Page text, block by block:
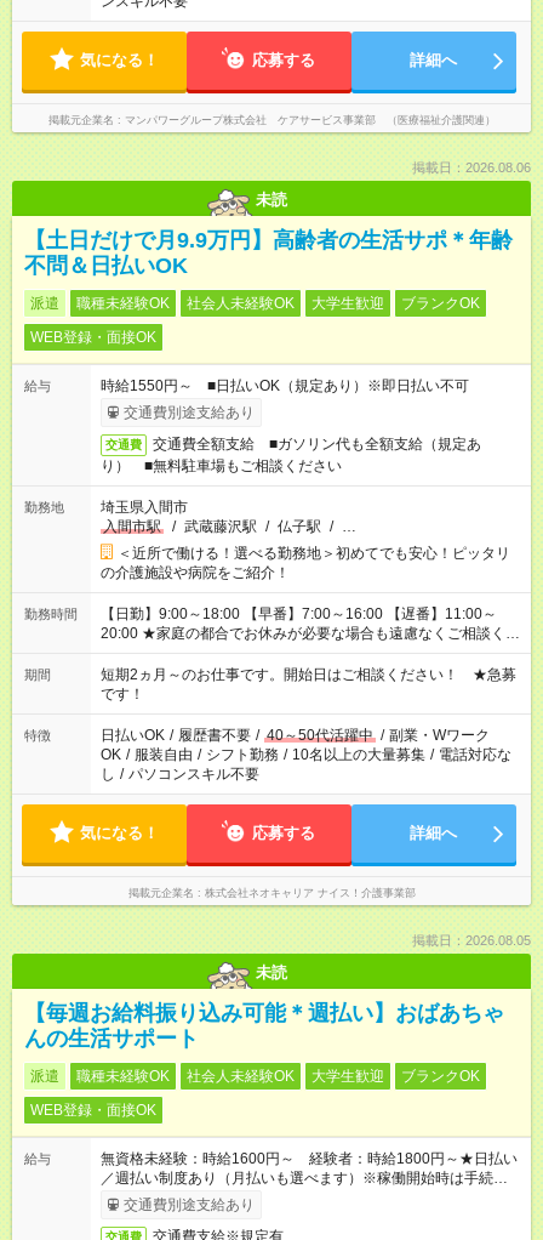
気になる！ 応募する 詳細へ
掲載元企業名 マンパワーグループ株式会社 ケアサービス事業部 （医療福祉介護関連）
掲載日：2026.08.06
未読
【土日だけで月9.9万円】高齢者の生活サポ＊年齢
不問＆日払いOK
派遣 職種未経験OK 社会人未経験OK 大学生歓迎
ブランクOK
WEB登録・面接OK
給与
時給1550円～ ■日払いOK（規定あり）※即日払い不可
交通費別途支給あり
交通費
交通費全額支給 ■ガソリン代も全額支給（規定あ
り） ■無料駐車場もご相談ください
勤務地
埼玉県入間市
入間市駅
/ 武蔵藤沢駅 / 仏子駅 / …
＜近所で働ける！選べる勤務地＞初めてでも安心！ピッタリ
の介護施設や病院をご紹介！
勤務時間
【日勤】9:00～18:00 【早番】7:00～16:00 【遅番】11:00～
20:00 ★家庭の都合でお休みが必要な場合も遠慮なくご相談くだ
さい。
期間
短期2ヵ月～のお仕事です。開始日はご相談ください！ ★急募
です！
特徴 日払いOK / 履歴書不要 / 40～50代活躍中 / 副業・Wワーク
OK / 服装自由 / シフト勤務 / 10名以上の大量募集 / 電話対応な
し / パソコンスキル不要
気になる！ 応募する 詳細へ
掲載元企業名 株式会社ネオキャリア ナイス！介護事業部
掲載日：2026.08.05
未読
【毎週お給料振り込み可能＊週払い】おばあちゃ
んの生活サポート
派遣 職種未経験OK 社会人未経験OK 大学生歓迎
ブランクOK
WEB登録・面接OK
給与
無資格未経験：時給1600円～ 経験者：時給1800円～★日払い
／週払い制度あり（月払いも選べます）※稼働開始時は手続き完
了次第のお支払いとなります。
交通費別途支給あり
交通費 交通費支給※規定有